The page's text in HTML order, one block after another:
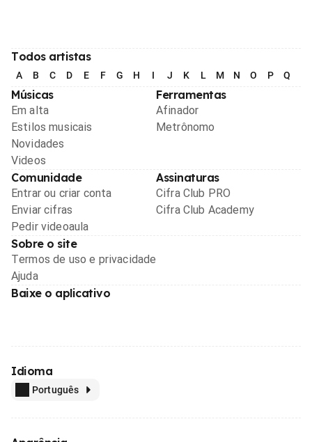
Todos artistas
A B C D E F G H I J K L M N O P Q
Músicas
Em alta
Estilos musicais
Novidades
Videos
Ferramentas
Afinador
Metrônomo
Comunidade
Entrar ou criar conta
Enviar cifras
Pedir videoaula
Assinaturas
Cifra Club PRO
Cifra Club Academy
Sobre o site
Termos de uso e privacidade
Ajuda
Baixe o aplicativo
Idioma
Português